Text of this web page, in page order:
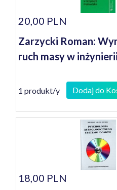
20,00 PLN
Zarzycki Roman:
ruch masy w
1 produkt/y Dodaj do
18,00 PLN